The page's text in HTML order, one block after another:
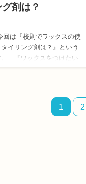
剤は？
回は『校則でワックスの使
イリング剤は？』という
。 『ワックスをつけたい
1 2